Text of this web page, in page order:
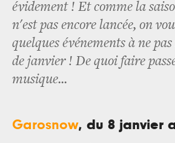
évidement ! Et comme la
n'est pas encore lancée, on
quelques événements à ne
de janvier ! De quoi faire
musique...
Garosnow, du 8 janvier